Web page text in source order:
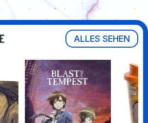
ALLES SEHEN